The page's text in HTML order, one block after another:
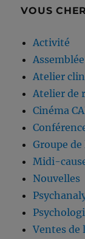
VOUS
Activité
Atelier
Atelier de
Cinéma
Groupe
Midi-
Nouvelles
Ventes de